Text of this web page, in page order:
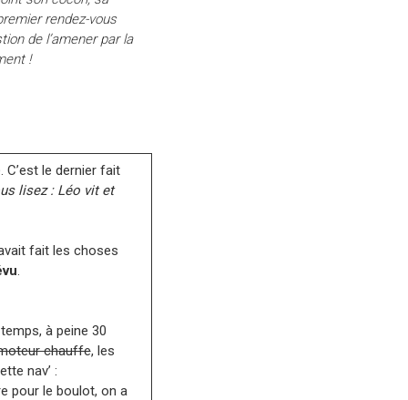
rendez-vous
de l’amener par la
!
C’est le dernier fait
lisez : Léo vit et
fait les choses
.
à peine 30
chauffe, les
nav’ :
pour le boulot, on a